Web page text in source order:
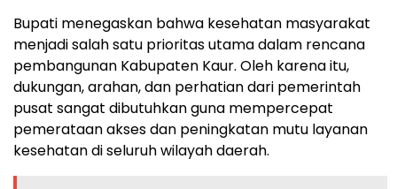
Bupati menegaskan bahwa kesehatan masyarakat
menjadi salah satu prioritas utama dalam rencana
pembangunan Kabupaten Kaur. Oleh karena itu,
dukungan, arahan, dan perhatian dari pemerintah
pusat sangat dibutuhkan guna mempercepat
pemerataan akses dan peningkatan mutu layanan
kesehatan di seluruh wilayah daerah.